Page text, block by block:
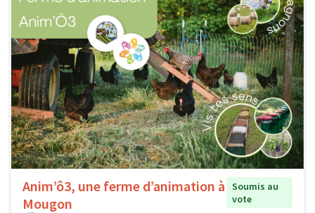
Anim’ô3, une ferme d’animation à
Mougon
Soumis au
vote